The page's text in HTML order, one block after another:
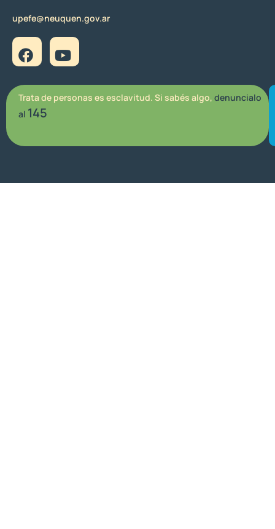
upefe@neuquen.gov.ar
Trata de personas es esclavitud. Si sabés algo, denuncialo
al 145